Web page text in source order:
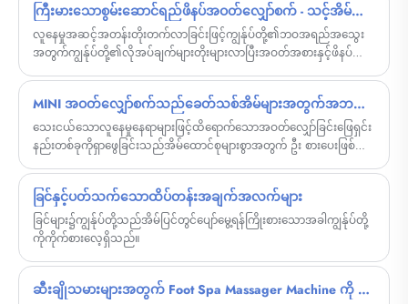
ကြီးမားသောစွမ်းဆောင်ရည်ဖိနပ်အဝတ်လျှော်စက် - သင့်အိမ်အထောက်အကူပြုသူ
လူနေမှုအဆင့်အတန်းတိုးတက်လာခြင်းဖြင့်ကျွန်ုပ်တို့၏ဘဝအရည်အသွေး
အတွက်ကျွန်ုပ်တို့၏လိုအပ်ချက်များတိုးများလာပြီးအဝတ်အစားနှင့်ဖိနပ်
MINI အဝတ်လျှော်စက်သည်ခေတ်သစ်အိမ်များအတွက်အဘယ်ကြောင့်စမတ်ရွေးချယ်မှုဖြစ်လာသနည်း။
သေးငယ်သောလူနေမှုနေရာများဖြင့်ထိရောက်သောအဝတ်လျှော်ခြင်းဖြေရှင်း
နည်းတစ်ခုကိုရှာဖွေခြင်းသည်အိမ်ထောင်စုများစွာအတွက် ဦး စားပေးဖြစ်လာ
တိုက်ခန်းတစ်ခန်း, အိပ်ဆောင်, RV သို့မဟုတ်မကြာခဏခရီးသွားရန်ပြင်ဆင်
နေသည်ဖြစ်စေအသုံးပြုသူများသည်အဆင်ပြေသောနေ့စဉ်ရေချိုးခန်း
အတွက်ဤစွယ်စုံရှိသောကိရိယာကိုမှီခိုနိုင်သည်။ Professional Expertise ဖြင့်
ခြင်နှင့်ပတ်သက်သောထိပ်တန်းအချက်အလက်များ
ခြင်များ၌ကျွန်ုပ်တို့သည်အိမ်ပြင်တွင်ပျော်မွေ့ရန်ကြိုးစားသောအခါကျွန်ုပ်တို့
ကိုကိုက်စားလေ့ရှိသည်။
ဆီးချိုသမားများအတွက် Foot Spa Massager Machine ကို ဆီးချိုသမားများအသုံးပြုနိုင်ပါသလား။